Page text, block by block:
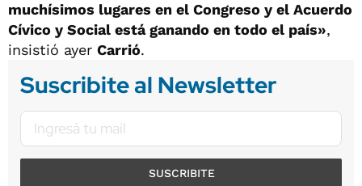
muchísimos lugares en el Congreso y el Acuerdo
Cívico y Social está ganando en todo el país»,
insistió ayer Carrió.
Suscribite al Newsletter
SUSCRIBITE